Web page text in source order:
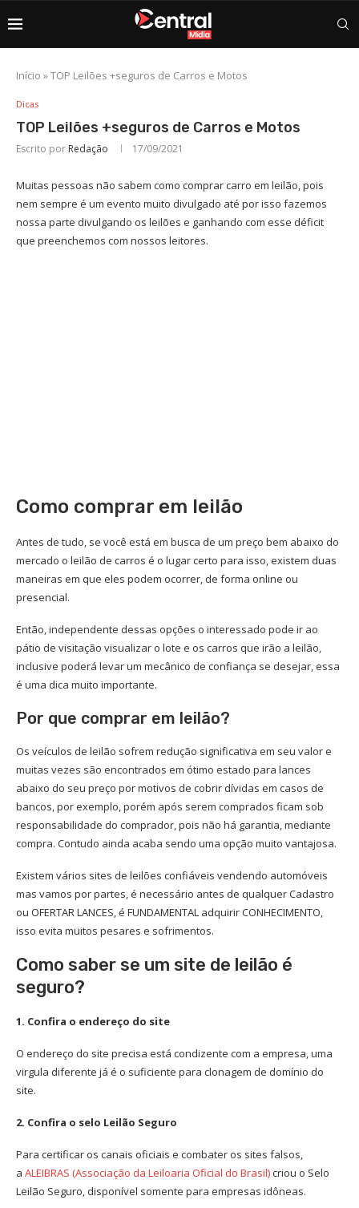
Início »TOP Leilões +seguros de Carros e Motos
Dicas
TOP Leilões +seguros de Carros e Motos
Escrito por Redação 17/09/2021
Muitas pessoas não sabem como comprar carro em leilão, pois
nem sempre é um evento muito divulgado até por isso fazemos
nossa parte divulgando os leilões e ganhando com esse déficit
que preenchemos com nossos leitores.
Como comprar em leilão
Antes de tudo, se você está em busca de um preço bem abaixo do
mercado o leilão de carros é o lugar certo para isso, existem duas
maneiras em que eles podem ocorrer, de forma online ou
presencial.
Então, independente dessas opções o interessado pode ir ao
pátio de visitação visualizar o lote e os carros que irão a leilão,
inclusive poderá levar um mecânico de confiança se desejar, essa
é uma dica muito importante.
Por que comprar em leilão?
Os veículos de leilão sofrem redução significativa em seu valor e
muitas vezes são encontrados em ótimo estado para lances
abaixo do seu preço por motivos de cobrir dívidas em casos de
bancos, por exemplo, porém após serem comprados ficam sob
responsabilidade do comprador, pois não há garantia, mediante
compra. Contudo ainda acaba sendo uma opção muito vantajosa.
Existem vários sites de leilões confiáveis vendendo automóveis
mas vamos por partes, é necessário antes de qualquer Cadastro
ou OFERTAR LANCES, é FUNDAMENTAL adquirir CONHECIMENTO,
isso evita muitos pesares e sofrimentos.
Como saber se um site de leilão é
seguro?
1. Confira o endereço do site
O endereço do site precisa está condizente com a empresa, uma
virgula diferente já é o suficiente para clonagem de domínio do
site.
2. Confira o selo Leilão Seguro
Para certificar os canais oficiais e combater os sites falsos,
a ALEIBRAS (Associação da Leiloaria Oficial do Brasil)criou o Selo
Leilão Seguro, disponível somente para empresas idôneas.